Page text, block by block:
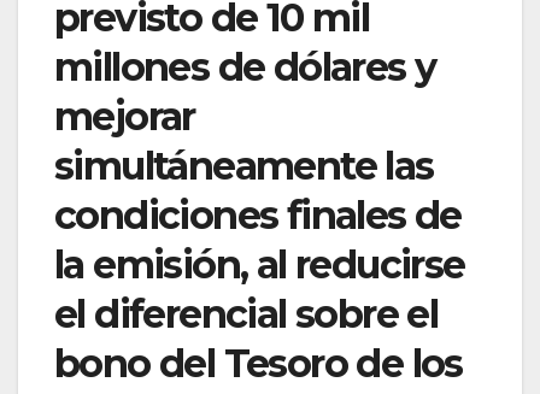
previsto de 10 mil
millones de dólares y
mejorar
simultáneamente las
condiciones finales de
la emisión, al reducirse
el diferencial sobre el
bono del Tesoro de los